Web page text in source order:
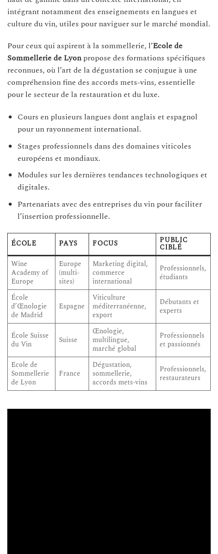
intégrant notamment des enseignements en langues et
culture du vin, utiles pour naviguer sur le marché mondial.
Pour ceux qui aspirent à la sommellerie, l’Ecole de
Sommellerie de Lyonpropose des formations spécifiques
reconnues, où l’art de la dégustation se conjugue à une
compréhension fine des accords mets-vins, essentielle
pour le secteur de la restauration et du luxe.
Cours en plusieurs langues dont anglais et espagnol
pour un rayonnement international.
Stages professionnels dans des domaines viticoles
européens et mondiaux.
Modules sur les dernières tendances technologiques et
digitales.
Partenariats avec des entreprises du vin pour faciliter
l’insertion professionnelle.
ÉCOLE PAYS FOCUS PUBLIC
CIBLÉ
Wine
Academy of
Europe
Europe
(multi-
sites)
Marketing digital,
commerce
international
Professionnels,
étudiants
École
d’Œnologie
de Madrid
Espagne
Viticulture
méditerranéenne,
export
Débutants et
experts
École Suisse
du Vin
Suisse
Œnologie,
multilingue,
marché global
Professionnels
et passionnés
Ecole de
Sommellerie
de Lyon
France
Dégustation,
sommellerie,
accords mets-vins
Professionnels,
restaurateurs